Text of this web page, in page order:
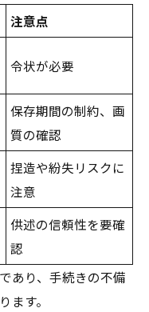
注意点
令状が必要
保存期間の制約、画
質の確認
捏造や紛失リスクに
注意
供述の信頼性を要確
認
あり、手続きの不備
ます。